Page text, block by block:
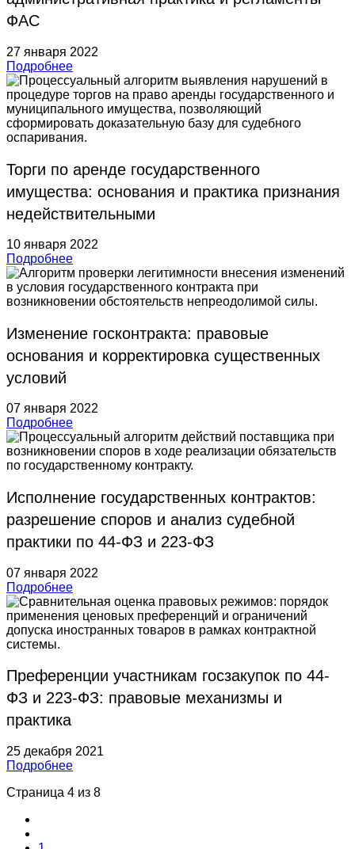
ФАС
27 января 2022
Подробнее
Торги по аренде государственного
имущества: основания и практика признания
недействительными
10 января 2022
Подробнее
Изменение госконтракта: правовые
основания и корректировка существенных
условий
07 января 2022
Подробнее
Исполнение государственных контрактов:
разрешение споров и анализ судебной
практики по 44-ФЗ и 223-ФЗ
07 января 2022
Подробнее
Преференции участникам госзакупок по 44-
ФЗ и 223-ФЗ: правовые механизмы и
практика
25 декабря 2021
Подробнее
Страница 4 из 8